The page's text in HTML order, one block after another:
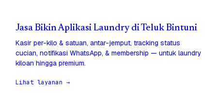
Jasa Bikin Aplikasi Laundry di Teluk Bintuni
Kasir per-kilo & satuan, antar-jemput, tracking status
cucian, notifikasi WhatsApp, & membership — untuk laundry
kiloan hingga premium.
Lihat layanan →